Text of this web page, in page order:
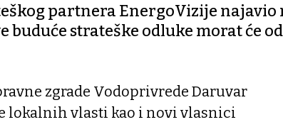
partnera EnergoVizije najavio
buduće strateške odluke morat će
zgrade Vodoprivrede Daruvar
lokalnih vlasti kao i novi vlasnici